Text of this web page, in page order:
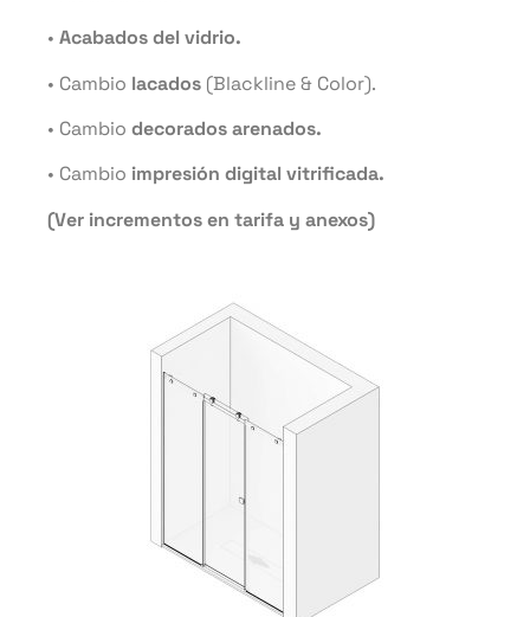
• Acabados del vidrio.
• Cambio lacados (Blackline & Color).
• Cambio decorados arenados.
• Cambio impresión digital vitrificada.
(Ver incrementos en tarifa y anexos)